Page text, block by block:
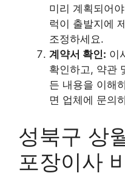
미리 계획되어
럭이 출발지에
조정하세요.
계약서 확인: 이
확인하고, 약관
든 내용을 이해
면 업체에 문의
성북구 상
포장이사